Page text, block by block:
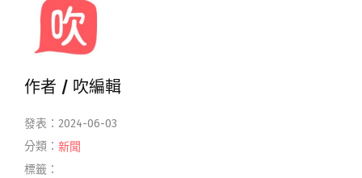
作者 / 吹編輯
發表：2024-06-03
分類： 新聞
標籤：